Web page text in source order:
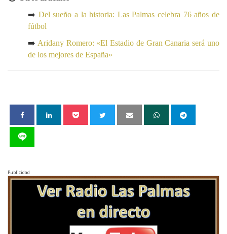
➡️ Del sueño a la historia: Las Palmas celebra 76 años de
fútbol
➡️ Aridany Romero: «El Estadio de Gran Canaria será uno
de los mejores de España»
Publicidad